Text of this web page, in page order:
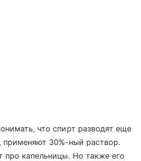
что спирт разводят еще
применяют 30%-ный раствор.
про капельницы. Но также его